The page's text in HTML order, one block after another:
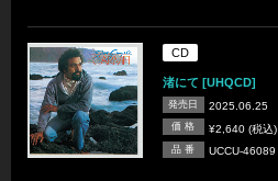
CD
渚にて [UHQCD]
発売日 2025.06.25
価 格 ¥2,640 (税込)
品 番 UCCU-46089